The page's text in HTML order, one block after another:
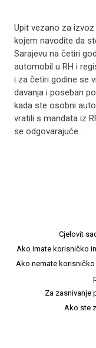
Upit vezano za
kojem navodite da
Sarajevu na četiri
automobil u RH i
i za četiri godine se
davanja i poseban
kada ste osobni
vratili s mandata iz
se odgovarajuće..
Cjelovit
Ako imate korisničko
Ako nemate
Za zasnivanje
Ako ste